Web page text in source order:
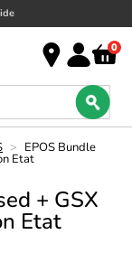
0
> EPOS Bundle
Etat
+ GSX
Etat